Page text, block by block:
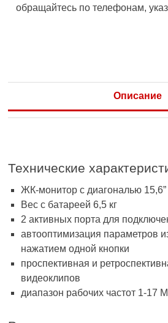
обращайтесь по телефонам,
Описание
Технические
ЖК-монитор с диагональю 15,6”
Вес с батареей 6,5 кг
2 активных порта для
автооптимизация параметров
нажатием одной кнопки
проспективная и
видеоклипов
диапазон рабочих частот 1-17